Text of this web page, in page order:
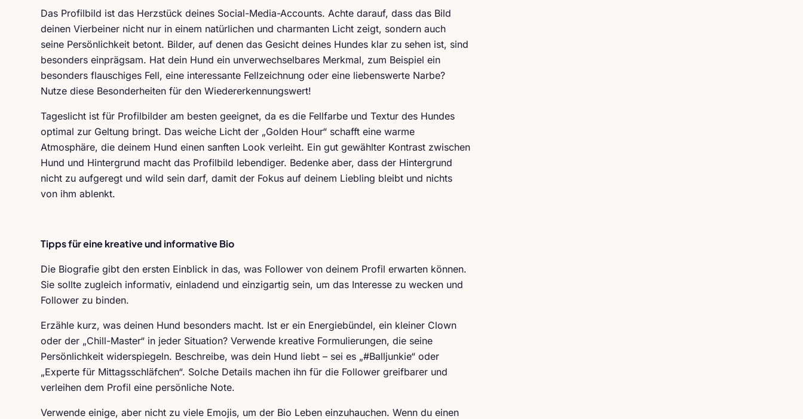
Das Profilbild ist das Herzstück deines Social-Media-Accounts. Achte darauf, dass das Bild
deinen Vierbeiner nicht nur in einem natürlichen und charmanten Licht zeigt, sondern auch
seine Persönlichkeit betont. Bilder, auf denen das Gesicht deines Hundes klar zu sehen ist, sind
besonders einprägsam. Hat dein Hund ein unverwechselbares Merkmal, zum Beispiel ein
besonders flauschiges Fell, eine interessante Fellzeichnung oder eine liebenswerte Narbe?
Nutze diese Besonderheiten für den Wiedererkennungswert!
Tageslicht ist für Profilbilder am besten geeignet, da es die Fellfarbe und Textur des Hundes
optimal zur Geltung bringt. Das weiche Licht der „Golden Hour“ schafft eine warme
Atmosphäre, die deinem Hund einen sanften Look verleiht. Ein gut gewählter Kontrast zwischen
Hund und Hintergrund macht das Profilbild lebendiger. Bedenke aber, dass der Hintergrund
nicht zu aufgeregt und wild sein darf, damit der Fokus auf deinem Liebling bleibt und nichts
von ihm ablenkt.
Tipps für eine kreative und informative Bio
Die Biografie gibt den ersten Einblick in das, was Follower von deinem Profil erwarten können.
Sie sollte zugleich informativ, einladend und einzigartig sein, um das Interesse zu wecken und
Follower zu binden.
Erzähle kurz, was deinen Hund besonders macht. Ist er ein Energiebündel, ein kleiner Clown
oder der „Chill-Master“ in jeder Situation? Verwende kreative Formulierungen, die seine
Persönlichkeit widerspiegeln. Beschreibe, was dein Hund liebt – sei es „#Balljunkie“ oder
„Experte für Mittagsschläfchen“. Solche Details machen ihn für die Follower greifbarer und
verleihen dem Profil eine persönliche Note.
Verwende einige, aber nicht zu viele Emojis, um der Bio Leben einzuhauchen. Wenn du einen